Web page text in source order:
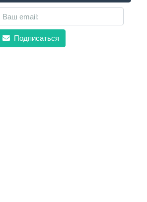
Подписаться